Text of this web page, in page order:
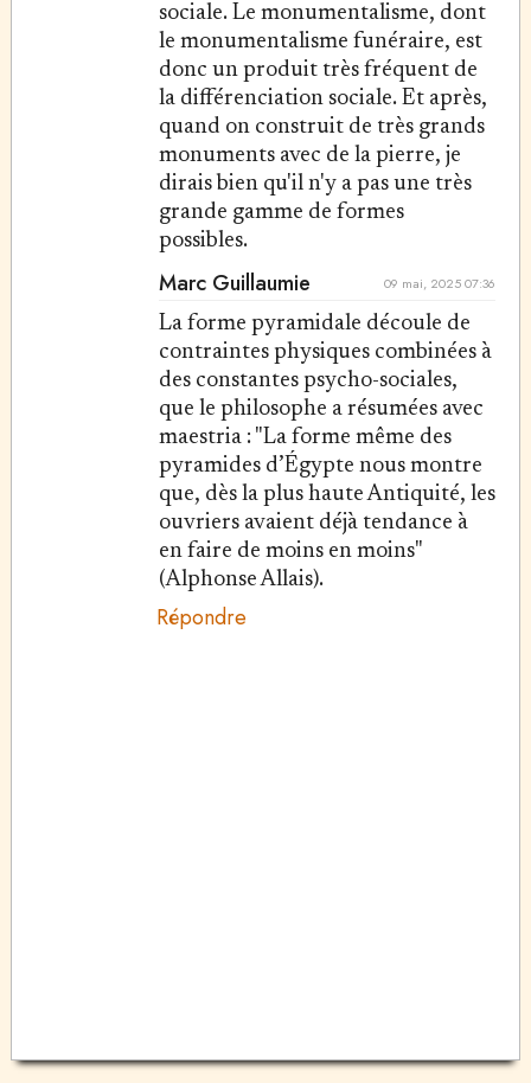
sociale. Le monumentalisme, dont
le monumentalisme funéraire, est
donc un produit très fréquent de
la différenciation sociale. Et après,
quand on construit de très grands
monuments avec de la pierre, je
dirais bien qu'il n'y a pas une très
grande gamme de formes
possibles.
Marc Guillaumie 09 mai, 2025 07:36
La forme pyramidale découle de
contraintes physiques combinées à
des constantes psycho-sociales,
que le philosophe a résumées avec
maestria : "La forme même des
pyramides d’Égypte nous montre
que, dès la plus haute Antiquité, les
ouvriers avaient déjà tendance à
en faire de moins en moins"
(Alphonse Allais).
Répondre